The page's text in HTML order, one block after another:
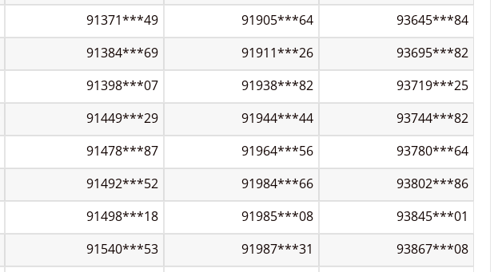
91371***49 91905***64
93645***84
91384***69 91911***26
93695***82
91398***07 91938***82
93719***25
91449***29 91944***44
93744***82
91478***87 91964***56
93780***64
91492***52 91984***66
93802***86
91498***18 91985***08
93845***01
91540***53 91987***31
93867***08